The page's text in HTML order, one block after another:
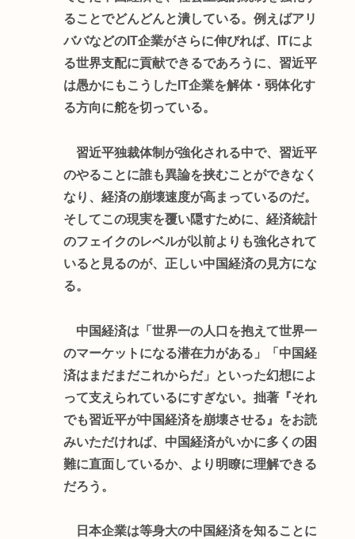
ることでどんどんと潰している。例えばアリ
ババなどのIT企業がさらに伸びれば、ITによ
る世界支配に貢献できるであろうに、習近平
は愚かにもこうしたIT企業を解体・弱体化す
る方向に舵を切っている。
習近平独裁体制が強化される中で、習近平
のやることに誰も異論を挟むことができなく
なり、経済の崩壊速度が高まっているのだ。
そしてこの現実を覆い隠すために、経済統計
のフェイクのレベルが以前よりも強化されて
いると見るのが、正しい中国経済の見方にな
る。
中国経済は「世界一の人口を抱えて世界一
のマーケットになる潜在力がある」「中国経
済はまだまだこれからだ」といった幻想によ
って支えられているにすぎない。拙著『それ
でも習近平が中国経済を崩壊させる』をお読
みいただければ、中国経済がいかに多くの困
難に直面しているか、より明瞭に理解できる
だろう。
日本企業は等身大の中国経済を知ることに